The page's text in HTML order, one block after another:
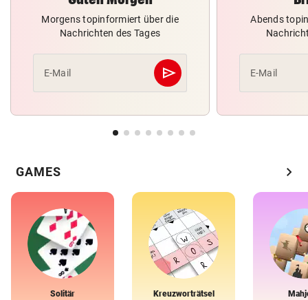
Morgens topinformiert über die
Nachrichten des Tages
E-Mail send
Abschicken
Abends
E-Mail
GAMES chevron_right
Solitär Kreuzworträtsel